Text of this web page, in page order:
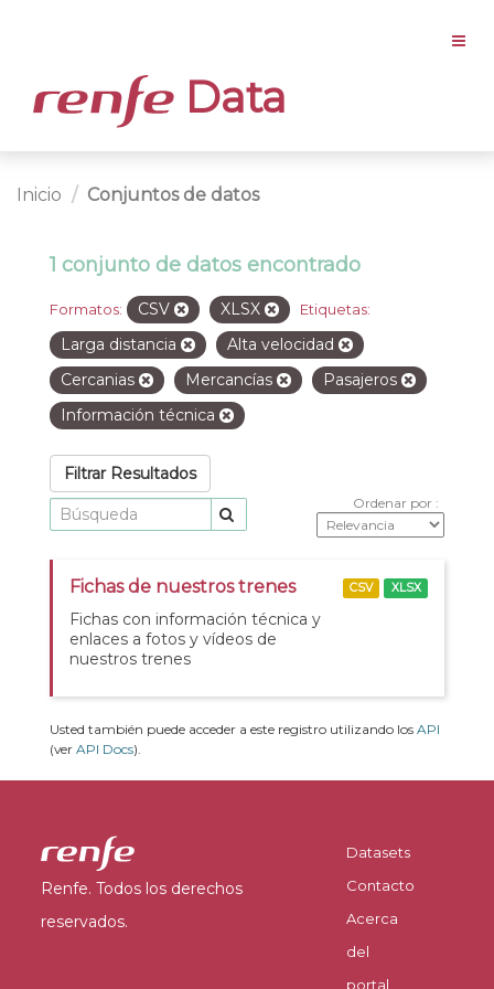
Data
Inicio Conjuntos de datos
1 conjunto de datos encontrado
Formatos: CSV XLSX Etiquetas:
Larga distancia
Alta velocidad
Cercanias
Mercancías
Pasajeros
Información técnica
Filtrar Resultados
Ordenar por
Fichas de nuestros trenes
Fichas con información técnica y
enlaces a fotos y vídeos de
nuestros trenes
CSV XLSX
Usted también puede acceder a este registro utilizando los API
(ver API Docs).
Renfe. Todos los derechos
reservados.
Datasets
Contacto
Acerca
del
portal